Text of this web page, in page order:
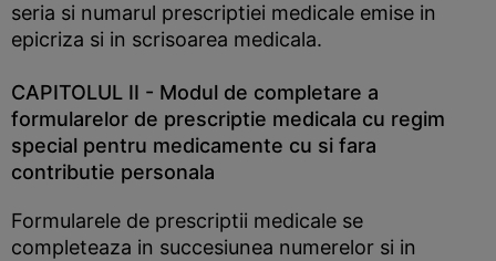
seria si numarul prescriptiei medicale emise in
epicriza si in scrisoarea medicala.
CAPITOLUL II - Modul de completare a
formularelor de prescriptie medicala cu regim
special pentru medicamente cu si fara
contributie personala
Formularele de prescriptii medicale se
completeaza in succesiunea numerelor si in